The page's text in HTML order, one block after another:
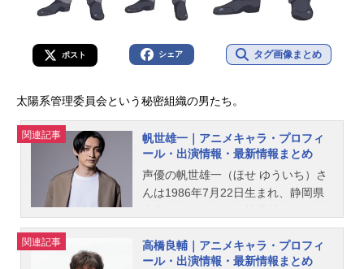
ポスト シェア タグ画像まとめ
太陽系管理委員会という秘密組織の男たち。
関連記事
帆世雄一｜アニメキャラ・プロフィ
ール・出演情報・最新情報まとめ
声優の帆世雄一（ほせ ゆういち）さ
んは1986年7月22日生まれ、静岡県
オススメ記事をご紹介！
関連記事
高橋良輔｜アニメキャラ・プロフィ
ール・出演情報・最新情報まとめ